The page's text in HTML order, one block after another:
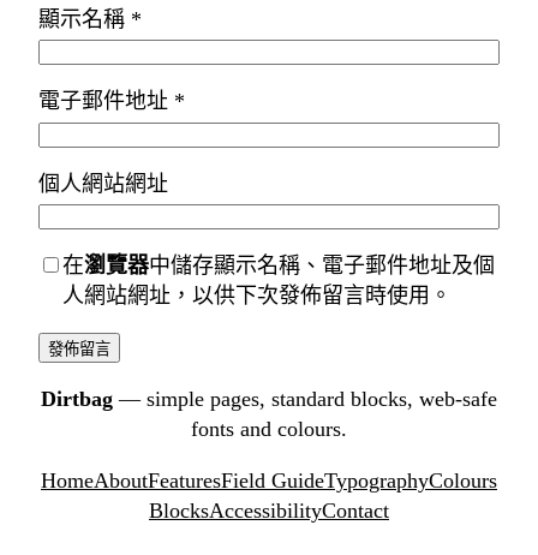
顯示名稱 *
電子郵件地址 *
個人網站網址
在瀏覽器中儲存顯示名稱、電子郵件地址及個
人網站網址，以供下次發佈留言時使用。
Dirtbag — simple pages, standard blocks, web-safe
fonts and colours.
HomeAboutFeaturesField GuideTypographyColours
BlocksAccessibilityContact